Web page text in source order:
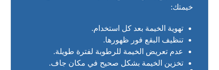
خيمتك:
تهوية الخيمة بعد كل استخدام.
تنظيف البقع فور ظهورها.
عدم تعريض الخيمة للرطوبة لفترة طويلة.
تخزين الخيمة بشكل صحيح في مكان جاف.